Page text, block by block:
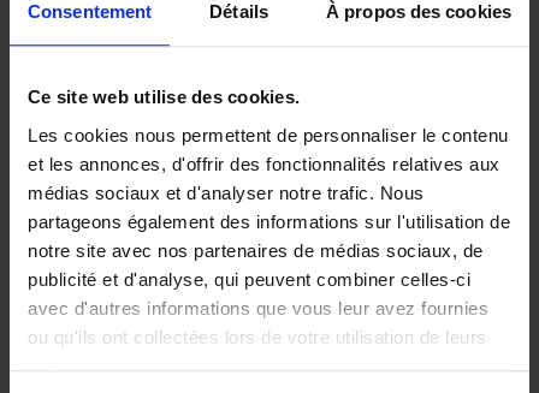
Consentement Détails À propos des cookies
Ce site web utilise des cookies.
Les cookies nous permettent de personnaliser le contenu
et les annonces, d'offrir des fonctionnalités relatives aux
médias sociaux et d'analyser notre trafic. Nous
partageons également des informations sur l'utilisation de
notre site avec nos partenaires de médias sociaux, de
publicité et d'analyse, qui peuvent combiner celles-ci
avec d'autres informations que vous leur avez fournies
ou qu'ils ont collectées lors de votre utilisation de leurs
Digital marketing like a PRO -
completely revised edition
Clo Willaerts
Couverture souple
2022 226
€35,50